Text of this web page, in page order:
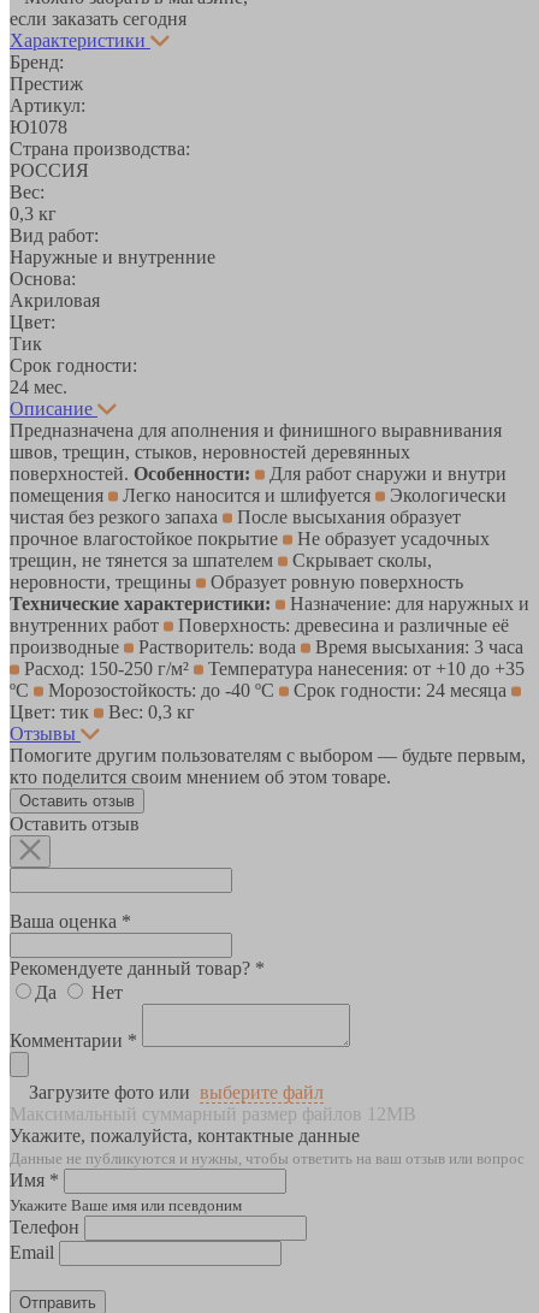
если заказать сегодня
Характеристики
Бренд:
Престиж
Артикул:
Ю1078
Страна производства:
РОССИЯ
Вес:
0,3 кг
Вид работ:
Наружные и внутренние
Основа:
Акриловая
Цвет:
Тик
Срок годности:
24 мес.
Описание
Предназначена для аполнения и финишного выравнивания
швов, трещин, стыков, неровностей деревянных
поверхностей. Особенности:
Для работ снаружи и внутри
помещения
Легко наносится и шлифуется
Экологически
чистая без резкого запаха
После высыхания образует
прочное влагостойкое покрытие
Не образует усадочных
трещин, не тянется за шпателем
Скрывает сколы,
неровности, трещины
Образует ровную поверхность
Технические характеристики:
Назначение: для наружных и
внутренних работ
Поверхность: древесина и различные её
производные
Растворитель: вода
Время высыхания: 3 часа
Расход: 150-250 г/м²
Температура нанесения: от +10 до +35
ºС
Морозостойкость: до -40 ºС
Срок годности: 24 месяца
Цвет: тик
Вес: 0,3 кг
Отзывы
Помогите другим пользователям с выбором — будьте первым,
кто поделится своим мнением об этом товаре.
Оставить отзыв
Оставить отзыв
Ваша оценка *
Рекомендуете данный товар? *
Да
Нет
Комментарии *
Загрузите фото или выберите файл
Максимальный суммарный размер файлов 12MB
Укажите, пожалуйста, контактные данные
Данные не публикуются и нужны, чтобы ответить на ваш отзыв или вопрос
Имя *
Укажите Ваше имя или псевдоним
Телефон
Email
Отправить